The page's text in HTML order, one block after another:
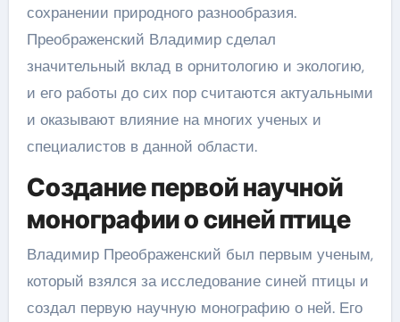
сохранении природного разнообразия.
Преображенский Владимир сделал
значительный вклад в орнитологию и экологию,
и его работы до сих пор считаются актуальными
и оказывают влияние на многих ученых и
специалистов в данной области.
Создание первой научной
монографии о синей птице
Владимир Преображенский был первым ученым,
который взялся за исследование синей птицы и
создал первую научную монографию о ней. Его